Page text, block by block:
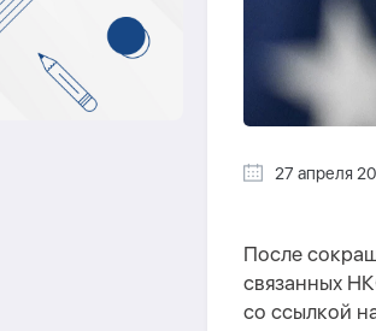
27 апреля
После
связанных
со ссылкой